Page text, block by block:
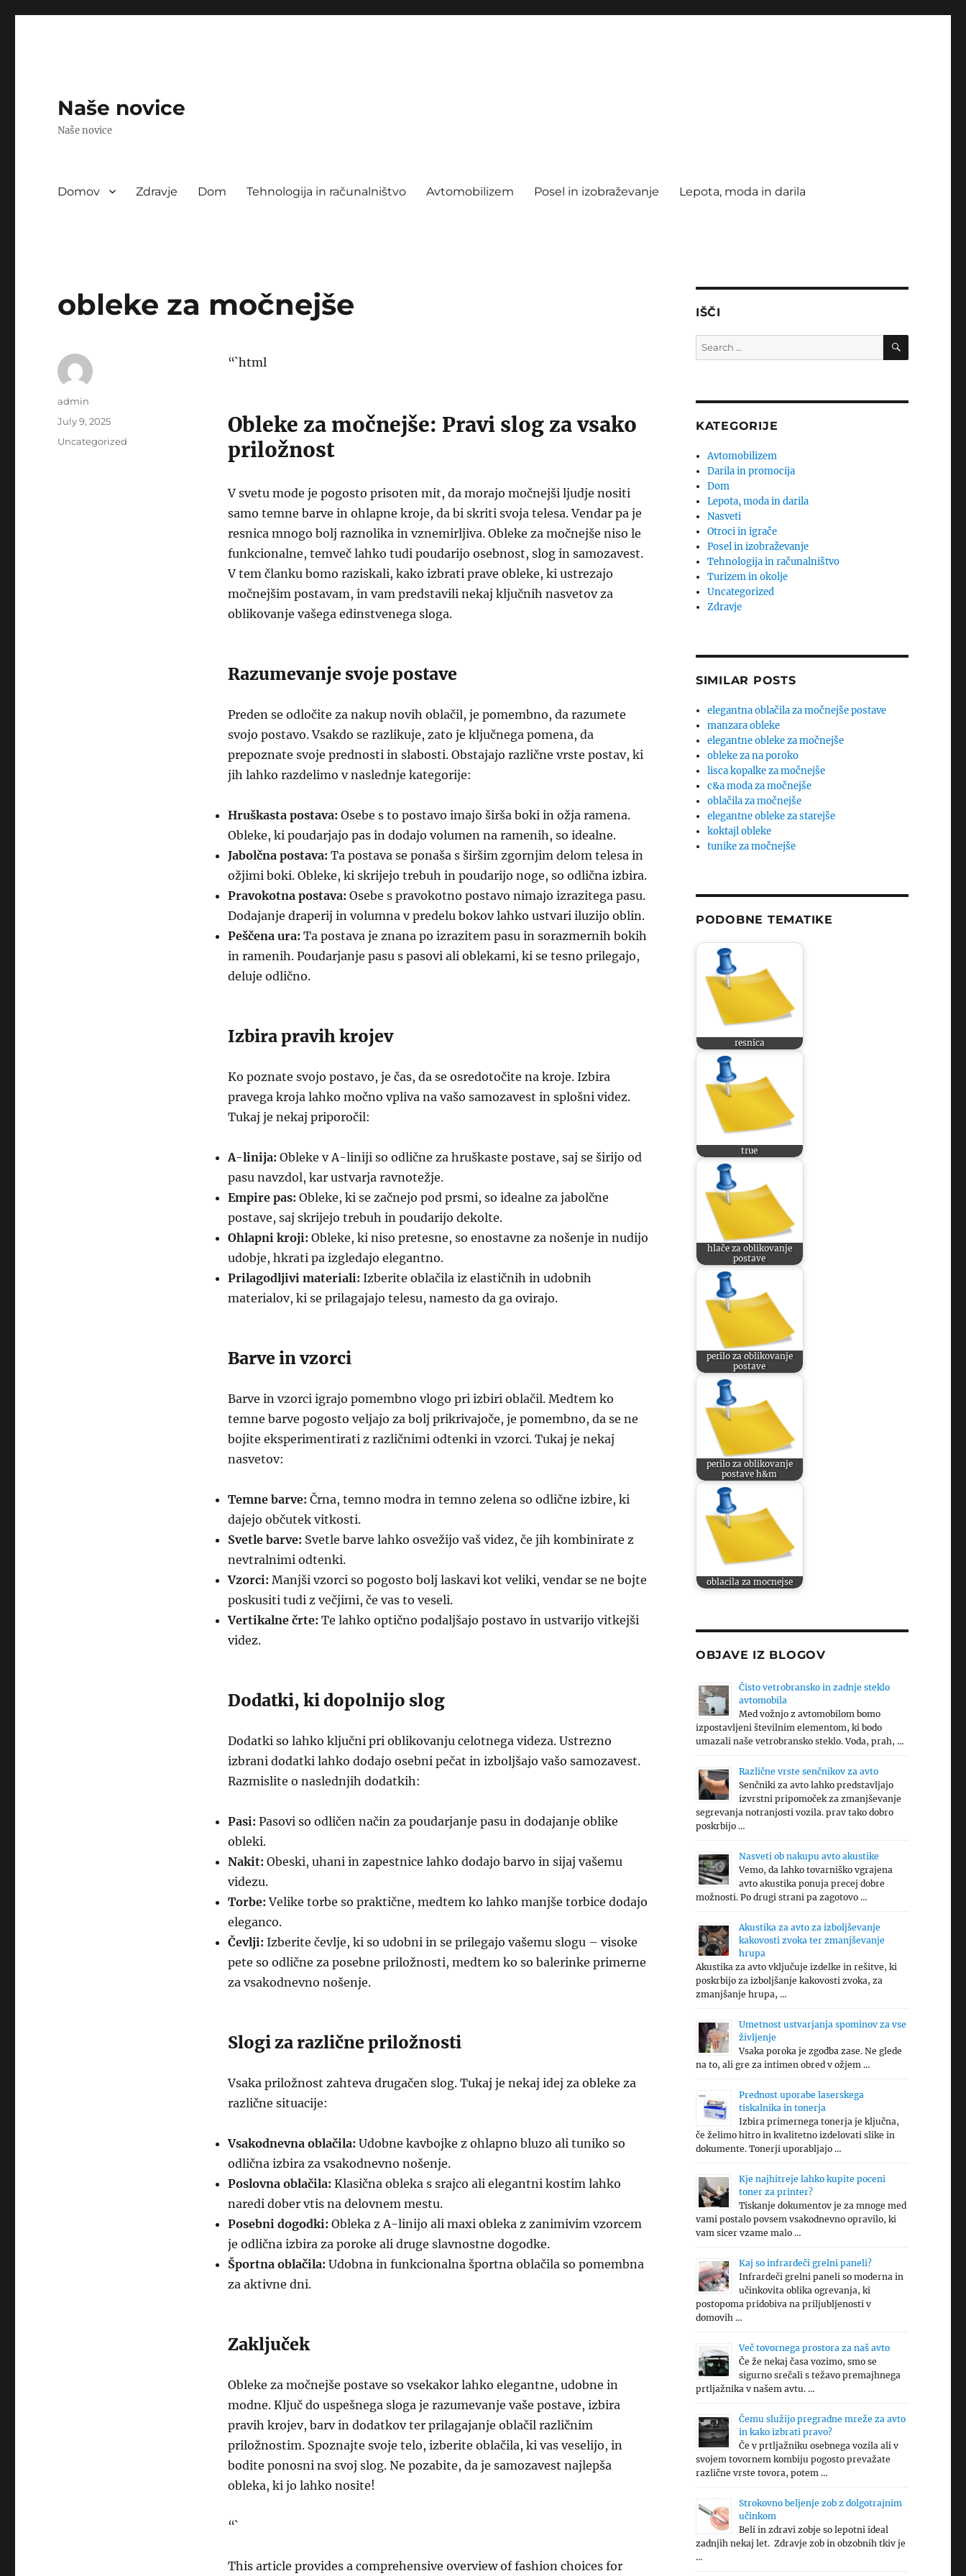
Naše novice
Naše novice
Domov Zdravje Dom Tehnologija in računalništvo Avtomobilizem Posel in izobraževanje Lepota, moda in darila
obleke za močnejše
“`html
Obleke za močnejše: Pravi slog za vsako
priložnost
V svetu mode je pogosto prisoten mit, da morajo močnejši ljudje nositi
samo temne barve in ohlapne kroje, da bi skriti svoja telesa. Vendar pa je
resnica mnogo bolj raznolika in vznemirljiva. Obleke za močnejše niso le
funkcionalne, temveč lahko tudi poudarijo osebnost, slog in samozavest.
V tem članku bomo raziskali, kako izbrati prave obleke, ki ustrezajo
močnejšim postavam, in vam predstavili nekaj ključnih nasvetov za
oblikovanje vašega edinstvenega sloga.
Razumevanje svoje postave
Preden se odločite za nakup novih oblačil, je pomembno, da razumete
svojo postavo. Vsakdo se razlikuje, zato je ključnega pomena, da
prepoznate svoje prednosti in slabosti. Obstajajo različne vrste postav, ki
jih lahko razdelimo v naslednje kategorije:
Hruškasta postava: Osebe s to postavo imajo širša boki in ožja ramena.
Obleke, ki poudarjajo pas in dodajo volumen na ramenih, so idealne.
Jabolčna postava: Ta postava se ponaša s širšim zgornjim delom telesa in
ožjimi boki. Obleke, ki skrijejo trebuh in poudarijo noge, so odlična izbira.
Pravokotna postava: Osebe s pravokotno postavo nimajo izrazitega pasu.
Dodajanje draperij in volumna v predelu bokov lahko ustvari iluzijo oblin.
Peščena ura: Ta postava je znana po izrazitem pasu in sorazmernih bokih
in ramenih. Poudarjanje pasu s pasovi ali oblekami, ki se tesno prilegajo,
deluje odlično.
Izbira pravih krojev
Ko poznate svojo postavo, je čas, da se osredotočite na kroje. Izbira
pravega kroja lahko močno vpliva na vašo samozavest in splošni videz.
Tukaj je nekaj priporočil:
A-linija: Obleke v A-liniji so odlične za hruškaste postave, saj se širijo od
pasu navzdol, kar ustvarja ravnotežje.
Empire pas: Obleke, ki se začnejo pod prsmi, so idealne za jabolčne
postave, saj skrijejo trebuh in poudarijo dekolte.
Ohlapni kroji: Obleke, ki niso pretesne, so enostavne za nošenje in nudijo
udobje, hkrati pa izgledajo elegantno.
Prilagodljivi materiali: Izberite oblačila iz elastičnih in udobnih
materialov, ki se prilagajajo telesu, namesto da ga ovirajo.
Barve in vzorci
Barve in vzorci igrajo pomembno vlogo pri izbiri oblačil. Medtem ko
temne barve pogosto veljajo za bolj prikrivajoče, je pomembno, da se ne
bojite eksperimentirati z različnimi odtenki in vzorci. Tukaj je nekaj
nasvetov:
Temne barve: Črna, temno modra in temno zelena so odlične izbire, ki
dajejo občutek vitkosti.
Svetle barve: Svetle barve lahko osvežijo vaš videz, če jih kombinirate z
nevtralnimi odtenki.
Vzorci: Manjši vzorci so pogosto bolj laskavi kot veliki, vendar se ne bojte
poskusiti tudi z večjimi, če vas to veseli.
Vertikalne črte: Te lahko optično podaljšajo postavo in ustvarijo vitkejši
videz.
Dodatki, ki dopolnijo slog
Dodatki so lahko ključni pri oblikovanju celotnega videza. Ustrezno
izbrani dodatki lahko dodajo osebni pečat in izboljšajo vašo samozavest.
Razmislite o naslednjih dodatkih:
Pasi: Pasovi so odličen način za poudarjanje pasu in dodajanje oblike
obleki.
Nakit: Obeski, uhani in zapestnice lahko dodajo barvo in sijaj vašemu
videzu.
Torbe: Velike torbe so praktične, medtem ko lahko manjše torbice dodajo
eleganco.
Čevlji: Izberite čevlje, ki so udobni in se prilegajo vašemu slogu – visoke
pete so odlične za posebne priložnosti, medtem ko so balerinke primerne
za vsakodnevno nošenje.
Slogi za različne priložnosti
Vsaka priložnost zahteva drugačen slog. Tukaj je nekaj idej za obleke za
različne situacije:
Vsakodnevna oblačila: Udobne kavbojke z ohlapno bluzo ali tuniko so
odlična izbira za vsakodnevno nošenje.
Poslovna oblačila: Klasična obleka s srajco ali elegantni kostim lahko
naredi dober vtis na delovnem mestu.
Posebni dogodki: Obleka z A-linijo ali maxi obleka z zanimivim vzorcem
je odlična izbira za poroke ali druge slavnostne dogodke.
Športna oblačila: Udobna in funkcionalna športna oblačila so pomembna
za aktivne dni.
Zaključek
Obleke za močnejše postave so vsekakor lahko elegantne, udobne in
modne. Ključ do uspešnega sloga je razumevanje vaše postave, izbira
pravih krojev, barv in dodatkov ter prilagajanje oblačil različnim
priložnostim. Spoznajte svoje telo, izberite oblačila, ki vas veselijo, in
bodite ponosni na svoj slog. Ne pozabite, da je samozavest najlepša
obleka, ki jo lahko nosite!
“`
This article provides a comprehensive overview of fashion choices for
Author
admin
Posted
July 9, 2025
Categories
Uncategorized
IŠČI
Search
for:
SEARCH
KATEGORIJE
Avtomobilizem
Darila in promocija
Dom
Lepota, moda in darila
Nasveti
Otroci in igrače
Posel in izobraževanje
Tehnologija in računalništvo
Turizem in okolje
Uncategorized
Zdravje
SIMILAR POSTS
elegantna oblačila za močnejše postave
manzara obleke
elegantne obleke za močnejše
obleke za na poroko
lisca kopalke za močnejše
c&a moda za močnejše
oblačila za močnejše
elegantne obleke za starejše
koktajl obleke
tunike za močnejše
PODOBNE TEMATIKE
resnica
true
hlače za oblikovanje
postave
perilo za oblikovanje
postave
perilo za oblikovanje
postave h&m
oblacila za mocnejse
OBJAVE IZ BLOGOV
Čisto vetrobransko in zadnje steklo
avtomobila
Med vožnjo z avtomobilom bomo
izpostavljeni številnim elementom, ki bodo
umazali naše vetrobransko steklo. Voda, prah, …
Različne vrste senčnikov za avto
Senčniki za avto lahko predstavljajo
izvrstni pripomoček za zmanjševanje
segrevanja notranjosti vozila. prav tako dobro
poskrbijo …
Nasveti ob nakupu avto akustike
Vemo, da lahko tovarniško vgrajena
avto akustika ponuja precej dobre
možnosti. Po drugi strani pa zagotovo …
Akustika za avto za izboljševanje
kakovosti zvoka ter zmanjševanje
hrupa
Akustika za avto vključuje izdelke in rešitve, ki
poskrbijo za izboljšanje kakovosti zvoka, za
zmanjšanje hrupa, …
Umetnost ustvarjanja spominov za vse
življenje
Vsaka poroka je zgodba zase. Ne glede
na to, ali gre za intimen obred v ožjem …
Prednost uporabe laserskega
tiskalnika in tonerja
Izbira primernega tonerja je ključna,
če želimo hitro in kvalitetno izdelovati slike in
dokumente. Tonerji uporabljajo …
Kje najhitreje lahko kupite poceni
toner za printer?
Tiskanje dokumentov je za mnoge med
vami postalo povsem vsakodnevno opravilo, ki
vam sicer vzame malo …
Kaj so infrardeči grelni paneli?
Infrardeči grelni paneli so moderna in
učinkovita oblika ogrevanja, ki
postopoma pridobiva na priljubljenosti v
domovih …
Več tovornega prostora za naš avto
Če že nekaj časa vozimo, smo se
sigurno srečali s težavo premajhnega
prtljažnika v našem avtu. …
Čemu služijo pregradne mreže za avto
in kako izbrati pravo?
Če v prtljažniku osebnega vozila ali v
svojem tovornem kombiju pogosto prevažate
različne vrste tovora, potem …
Strokovno beljenje zob z dolgotrajnim
učinkom
Beli in zdravi zobje so lepotni ideal
zadnjih nekaj let. Zdravje zob in obzobnih tkiv je
…